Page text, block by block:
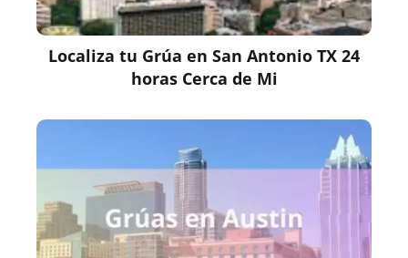
Localiza tu Grúa en San Antonio TX 24
horas Cerca de Mi